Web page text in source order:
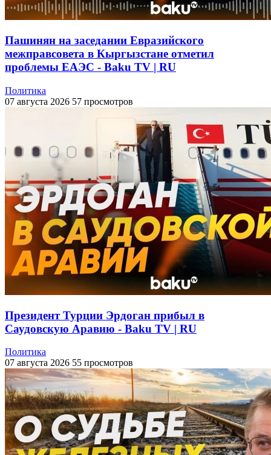
Пашинян на заседании Евразийского
межправсовета в Кыргызстане отметил
проблемы ЕАЭС - Baku TV | RU
Политика
07 августа 2026 57 просмотров
Президент Турции Эрдоган прибыл в
Саудовскую Аравию - Baku TV | RU
Политика
07 августа 2026 55 просмотров